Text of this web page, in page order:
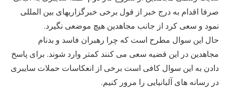
صرفا اقدام به درج خبر از قول برخی خبرگزاریهای بین المللی
نمود و سعی کرد از جانب مجاهدین هیچ موضعی نگیرد.
حال این سوال مطرح است که چرا رهبران فاسد و بدنام
مجاهدین در این قضیه سعی می کنند کمتر وارد شوند. برای پاسخ
دادن به این سوال کافی است برخی از انعکاسات حملات سایبری
در رسانه های آلبانیایی را مرور کنیم.